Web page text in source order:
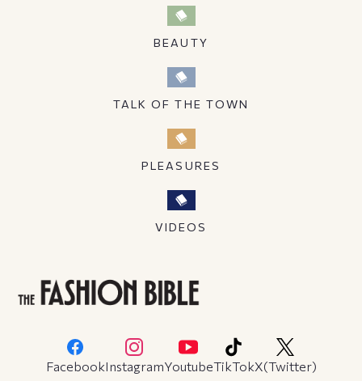
BEAUTY
TALK OF THE TOWN
PLEASURES
VIDEOS
FacebookInstagramYoutubeTikTokX(Twitter)